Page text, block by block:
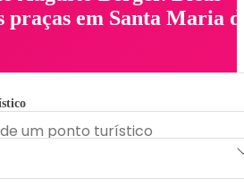
praças em Santa Maria